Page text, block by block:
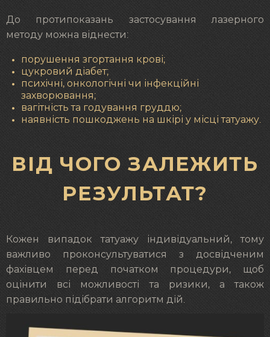
До протипоказань застосування лазерного
методу можна віднести:
порушення згортання крові;
цукровий діабет;
психічні, онкологічні чи інфекційні
захворювання;
вагітність та годування груддю;
наявність пошкоджень на шкірі у місці татуажу.
ВІД ЧОГО ЗАЛЕЖИТЬ
РЕЗУЛЬТАТ?
Кожен випадок татуажу індивідуальний, тому
важливо проконсультуватися з досвідченим
фахівцем перед початком процедури, щоб
оцінити всі можливості та ризики, а також
правильно підібрати алгоритм дій.